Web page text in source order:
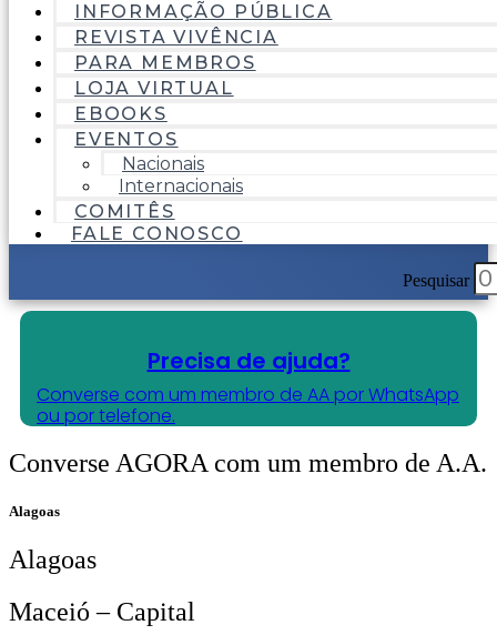
INFORMAÇÃO PÚBLICA
REVISTA VIVÊNCIA
PARA MEMBROS
LOJA VIRTUAL
EBOOKS
EVENTOS
Nacionais
Internacionais
COMITÊS
FALE CONOSCO
Pesquisar
Precisa de ajuda?
Converse com um membro de AA por WhatsApp
ou por telefone.
Converse AGORA com um membro de A.A.
Alagoas
Alagoas
Maceió – Capital